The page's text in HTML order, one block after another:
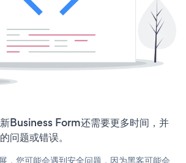
Business Form还需要更多时间，并
问题或错误。
，您可能会遇到安全问题，因为黑客可能会